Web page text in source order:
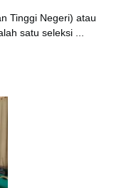
Tinggi Negeri) atau
satu seleksi ...